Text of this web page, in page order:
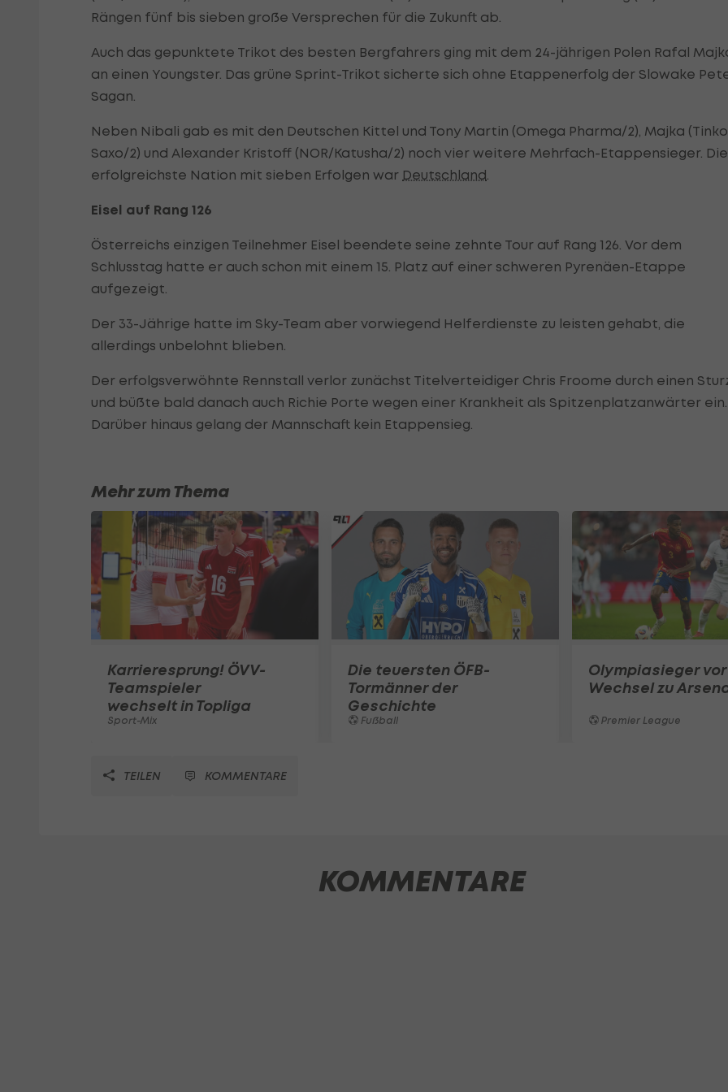
Rängen fünf bis sieben große Versprechen für die Zukunft ab.
Auch das gepunktete Trikot des besten Bergfahrers ging mit dem 24-jährigen Polen Rafal
an einen Youngster. Das grüne Sprint-Trikot sicherte sich ohne Etappenerfolg der Slowake
Sagan.
Neben Nibali gab es mit den Deutschen Kittel und Tony Martin (Omega Pharma/2), Majka
Saxo/2) und Alexander Kristoff (NOR/Katusha/2) noch vier weitere Mehrfach-Etappensieger. Die
erfolgreichste Nation mit sieben Erfolgen war Deutschland.
Eisel auf Rang 126
Österreichs einzigen Teilnehmer Eisel beendete seine zehnte Tour auf Rang 126. Vor dem
Schlusstag hatte er auch schon mit einem 15. Platz auf einer schweren Pyrenäen-Etappe
aufgezeigt.
Der 33-Jährige hatte im Sky-Team aber vorwiegend Helferdienste zu leisten gehabt, die
allerdings unbelohnt blieben.
Der erfolgsverwöhnte Rennstall verlor zunächst Titelverteidiger Chris Froome durch einen
und büßte bald danach auch Richie Porte wegen einer Krankheit als Spitzenplatzanwärter ein.
Darüber hinaus gelang der Mannschaft kein Etappensieg.
Mehr zum Thema
Karrieresprung! ÖVV-
Teamspieler
wechselt in Topliga
Sport-Mix
Die teuersten ÖFB-
Tormänner der
Geschichte
Fußball
Olympiasieger vor
Wechsel zu
Premier League
TEILEN KOMMENTARE
KOMMENTARE